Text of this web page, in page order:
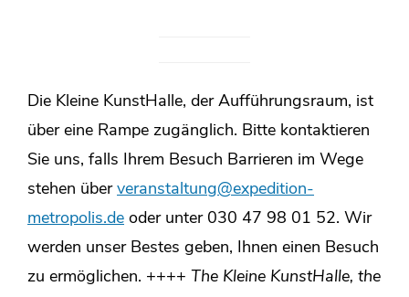
Die Kleine KunstHalle, der Aufführungsraum, ist
über eine Rampe zugänglich. Bitte kontaktieren
Sie uns, falls Ihrem Besuch Barrieren im Wege
stehen über veranstaltung@expedition-
metropolis.de oder unter 030 47 98 01 52. Wir
werden unser Bestes geben, Ihnen einen Besuch
zu ermöglichen. ++++ The Kleine KunstHalle, the